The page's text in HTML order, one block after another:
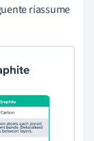
riassume